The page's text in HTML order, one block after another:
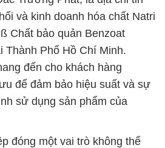
và kinh doanh hóa chất Natri
Chất bảo quản Benzoat
Thành Phố Hồ Chí Minh.
đến cho khách hàng
để đảm bảo hiệu suất và sự
sử dụng sản phẩm của
đóng một vai trò không thể